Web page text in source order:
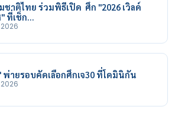
ชาติไทย ร่วมพิธีเปิด ศึก "2026 เวิลด์
ที่เช็ก…
พ่ายรอบคัดเลือกศึกเจ30 ที่โดมินิกัน